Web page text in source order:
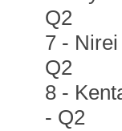
Q2
7 -
Q2
8 -
- Q2